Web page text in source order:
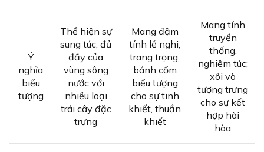
Ý
nghĩa
biểu
tượng
Thể hiện sự
sung túc, đủ
đầy của
vùng sông
nước với
nhiều loại
trái cây đặc
trưng
Mang đậm
tính lễ nghi,
trang trọng;
bánh cốm
biểu tượng
cho sự tinh
khiết, thuần
khiết
Mang tính
truyền
thống,
nghiêm túc;
xôi vò
tượng trưng
cho sự kết
hợp hài
hòa